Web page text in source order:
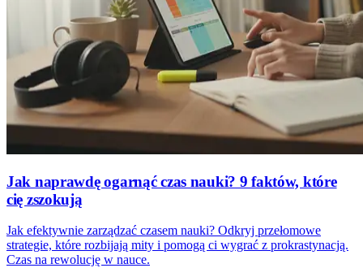
Jak naprawdę ogarnąć czas nauki? 9 faktów, które
cię zszokują
Jak efektywnie zarządzać czasem nauki? Odkryj przełomowe
strategie, które rozbijają mity i pomogą ci wygrać z prokrastynacją.
Czas na rewolucję w nauce.